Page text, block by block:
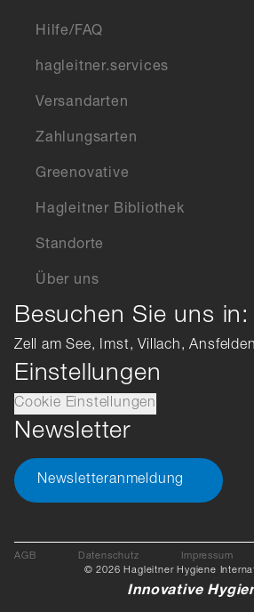
Hilfe/FAQ
hagleitner.services
Versandarten
Zahlungsarten
Greenovative
Hagleitner Bibliothek
Standorte
Über uns
Besuchen Sie uns in:
Zell am See, Imst, Villach,
Einstellungen
Cookie Einstellungen
Newsletter
Newsletteranmeldung
AGB Datenschutz Impressum
© 2026 Hagleitner Hygiene
Innovative